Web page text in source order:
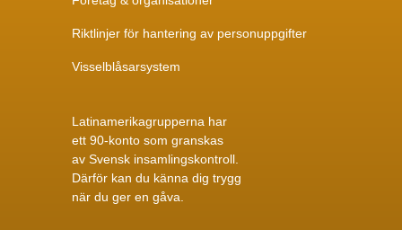
Riktlinjer för hantering av personuppgifter
Visselblåsarsystem
Latinamerikagrupperna har
ett 90-konto som granskas
av Svensk insamlingskontroll
Därför kan du känna dig trygg
när du ger en gåva.